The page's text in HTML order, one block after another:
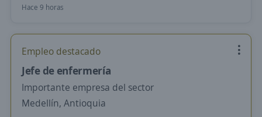
Hace 9 horas
Empleo destacado
Jefe de enfermería
Importante empresa del sector
Medellín, Antioquia